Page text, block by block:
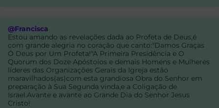
@Francisca
Estou amando as revelações dada ao Profeta de Deus,é
com grande alegria no coração que canto:"Damos Graças
Ó Deus por Um Profeta!"A Primeira Presidência e O
Quorum dos Doze Apóstolos e demais Homens e Mulheres
líderes das Organizações Gerais da Igreja estão
maravilhados(as)com esta grandiosa Obra do Senhor em
preparação à Sua Segunda vinda,e a Coligação de
Israel.Avante e avante ao Grande Dia do Senhor Jesus
Cristo!